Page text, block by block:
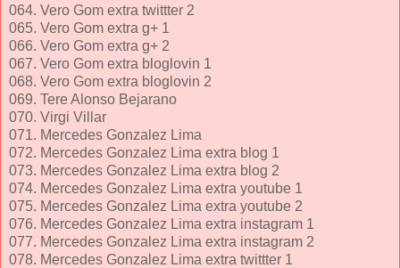
064. Vero Gom extra twittter 2
065. Vero Gom extra g+ 1
066. Vero Gom extra g+ 2
067. Vero Gom extra bloglovin 1
068. Vero Gom extra bloglovin 2
069. Tere Alonso Bejarano
070. Virgi Villar
071. Mercedes Gonzalez Lima
072. Mercedes Gonzalez Lima extra blog 1
073. Mercedes Gonzalez Lima extra blog 2
074. Mercedes Gonzalez Lima extra youtube 1
075. Mercedes Gonzalez Lima extra youtube 2
076. Mercedes Gonzalez Lima extra instagram 1
077. Mercedes Gonzalez Lima extra instagram 2
078. Mercedes Gonzalez Lima extra twittter 1